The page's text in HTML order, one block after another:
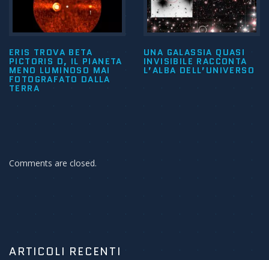
ERIS TROVA BETA
PICTORIS D, IL PIANETA
MENO LUMINOSO MAI
FOTOGRAFATO DALLA
TERRA
UNA GALASSIA QUASI
INVISIBILE RACCONTA
L’ALBA DELL’UNIVERSO
Comments are closed.
ARTICOLI RECENTI